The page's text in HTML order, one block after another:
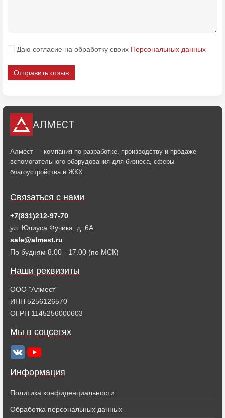
Даю согласие на обработку своих Персональных данных
Отправить отзыв
АЛМЕСТ
Алмест — компания по разработке, производству и продаже
вспомогательного оборудования для бизнеса, сферы
благоустройства и ЖКХ.
Информация
Политика конфиденциальности
Обработка персональных данных
Связаться с нами
+7(831)212-97-70
ул. Юлиуса Фучика, д. 6А
sale@almest.ru
По будням 8.00 - 17.00 (по МСК)
Наши реквизиты
ООО "Алмест"
ИНН 5256126570
ОГРН 1145256000603
Мы в соцсетях